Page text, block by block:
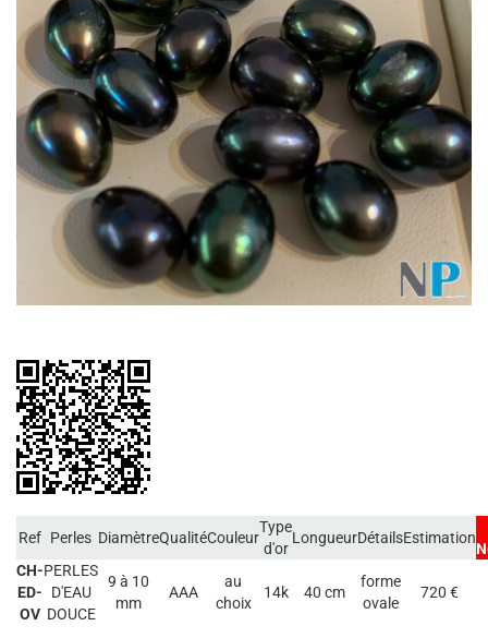
Ref Perles DiamètreQualitéCouleur
Type
d'or
LongueurDétailsEstimation
CH-
ED-
OV
PERLES
D'EAU
DOUCE
9 à 10
mm
AAA
au
choix
14k 40 cm
forme
ovale
720 €